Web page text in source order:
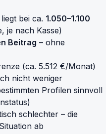
bei ca. 1.050–1.100
je nach Kasse)
Beitrag – ohne
(ca. 5.512 €/Monat)
nicht weniger
Profilen sinnvoll
schlechter – die
ab